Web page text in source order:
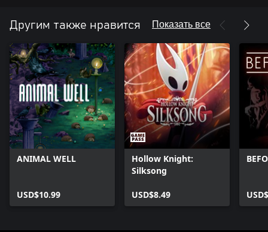
Другим также нравится Показать все
ANIMAL WELL
USD$10.99
Hollow Knight:
Silksong
USD$8.49